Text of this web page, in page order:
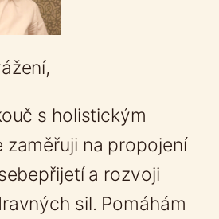
s holistickým
zaměřuji na propojení
a rozvoji
sil. Pomáhám